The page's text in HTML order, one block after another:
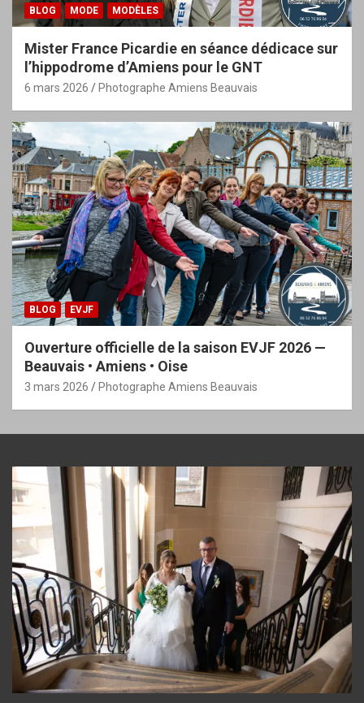
BLOG MODE MODÈLES
Mister France Picardie en séance dédicace sur
l’hippodrome d’Amiens pour le GNT
6 mars 2026 Photographe Amiens Beauvais
BLOG EVJF
Ouverture officielle de la saison EVJF 2026 —
Beauvais • Amiens • Oise
3 mars 2026 Photographe Amiens Beauvais